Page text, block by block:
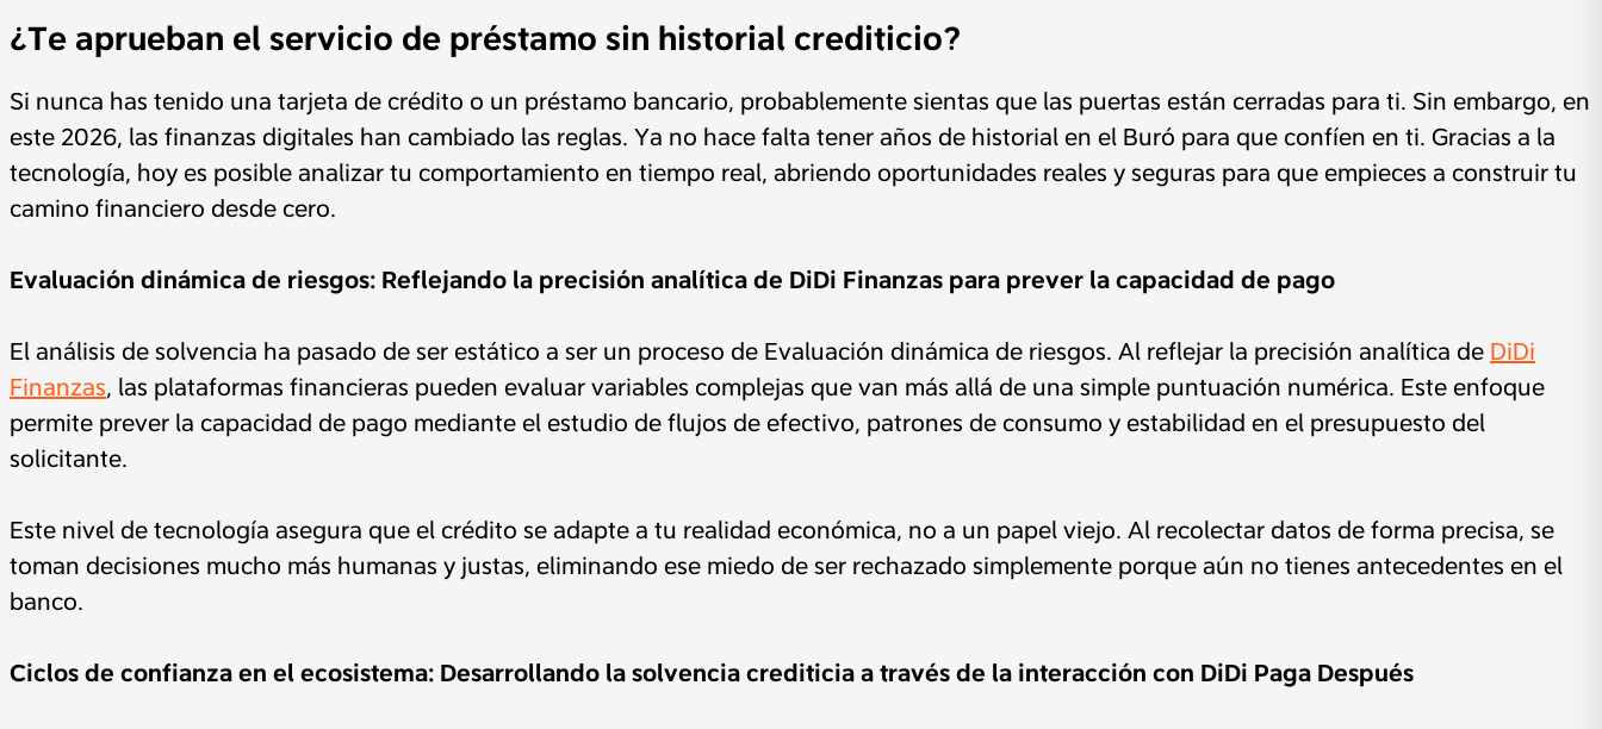
¿Te aprueban el servicio de préstamo sin historial crediticio?
Si nunca has tenido una tarjeta de crédito o un préstamo bancario, probablemente sientas que las puertas están cerradas para ti. Sin embargo, en
este 2026, las finanzas digitales han cambiado las reglas. Ya no hace falta tener años de historial en el Buró para que confíen en ti. Gracias a la
tecnología, hoy es posible analizar tu comportamiento en tiempo real, abriendo oportunidades reales y seguras para que empieces a construir tu
camino financiero desde cero.
Evaluación dinámica de riesgos: Reflejando la precisión analítica de DiDi Finanzas para prever la capacidad de pago
El análisis de solvencia ha pasado de ser estático a ser un proceso de Evaluación dinámica de riesgos. Al reflejar la precisión analítica de DiDi
Finanzas, las plataformas financieras pueden evaluar variables complejas que van más allá de una simple puntuación numérica. Este enfoque
permite prever la capacidad de pago mediante el estudio de flujos de efectivo, patrones de consumo y estabilidad en el presupuesto del
solicitante.
Este nivel de tecnología asegura que el crédito se adapte a tu realidad económica, no a un papel viejo. Al recolectar datos de forma precisa, se
toman decisiones mucho más humanas y justas, eliminando ese miedo de ser rechazado simplemente porque aún no tienes antecedentes en el
banco.
Ciclos de confianza en el ecosistema: Desarrollando la solvencia crediticia a través de la interacción con DiDi Paga Después